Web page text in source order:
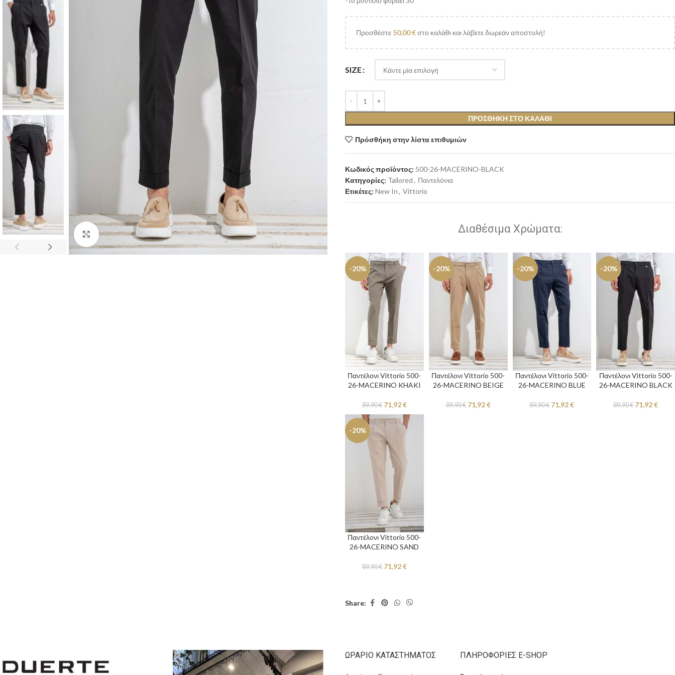
Κλικ για μεγέθυνση
Προσθέστε 50,00€στο καλάθι και λάβετε δωρεάν αποστολή!
SIZE
ΠΡΟΣΘΉΚΗ ΣΤΟ ΚΑΛΆΘΙ
Πρόσθήκη στην λίστα επιθυμιών
Κωδικός προϊόντος: 500-26-MACERINO-BLACK
Κατηγορίες: Tailored, Παντελόνια
Ετικέτες: New In, Vittorio
Διαθέσιμα Χρώματα:
-20%
Παντέλονι Vittorio 500-
26-MACERINO KHAKI
89,90€ 71,92€
-20%
Παντέλονι Vittorio 500-
26-MACERINO BEIGE
89,90€ 71,92€
-20%
Παντέλονι Vittorio 500-
26-MACERINO BLUE
89,90€ 71,92€
-20%
Παντέλονι Vittorio 500-
26-MACERINO BLACK
89,90€ 71,92€
-20%
Παντέλονι Vittorio 500-
26-MACERINO SAND
89,90€ 71,92€
Share:
ΩΡΆΡΙΟ ΚΑΤΑΣΤΉΜΑΤΟΣ ΠΛΗΡΟΦΟΡΊΕΣ E-SHOP